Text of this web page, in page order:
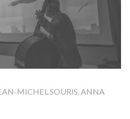
MICHEL SOURIS, ANNA